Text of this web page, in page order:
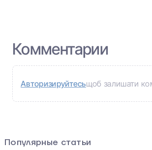
Комментарии
Авторизируйтесьщоб залишати
Популярные статьи